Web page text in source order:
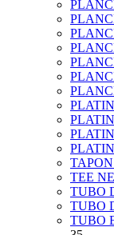
TEE
TUBO
TUBO
TUBO